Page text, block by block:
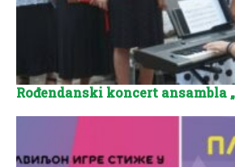
Rođendanski koncert ansambla